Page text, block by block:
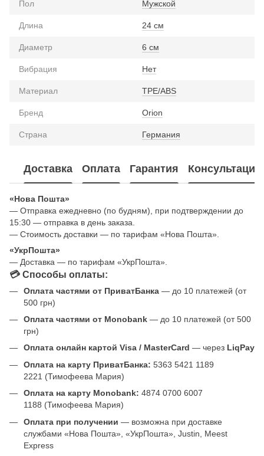
Пол Мужской
Длина 24 см
Диаметр 6 см
Вибрация Нет
Материал TPE/ABS
Бренд Orion
Страна Германия
Доставка Оплата Гарантия Консультация
«Нова Пошта»
— Отправка ежедневно (по будням), при подтверждении до
15:30 — отправка в день заказа.
— Стоимость доставки — по тарифам «Нова Пошта».
«УкрПошта»
— Доставка — по тарифам «УкрПошта».
💳 Способы оплаты:
Оплата частями от ПриватБанка — до 10 платежей (от
500 грн)
Оплата частями от Monobank — до 10 платежей (от 500
грн)
Оплата онлайн картой Visa / MasterCard — через LiqPay
Оплата на карту ПриватБанка: 5363 5421 1189
2221 (Тимофеева Мария)
Оплата на карту Monobank: 4874 0700 6007
1188 (Тимофеева Мария)
Оплата при получении — возможна при доставке
службами «Нова Пошта», «УкрПошта», Justin, Meest
Express